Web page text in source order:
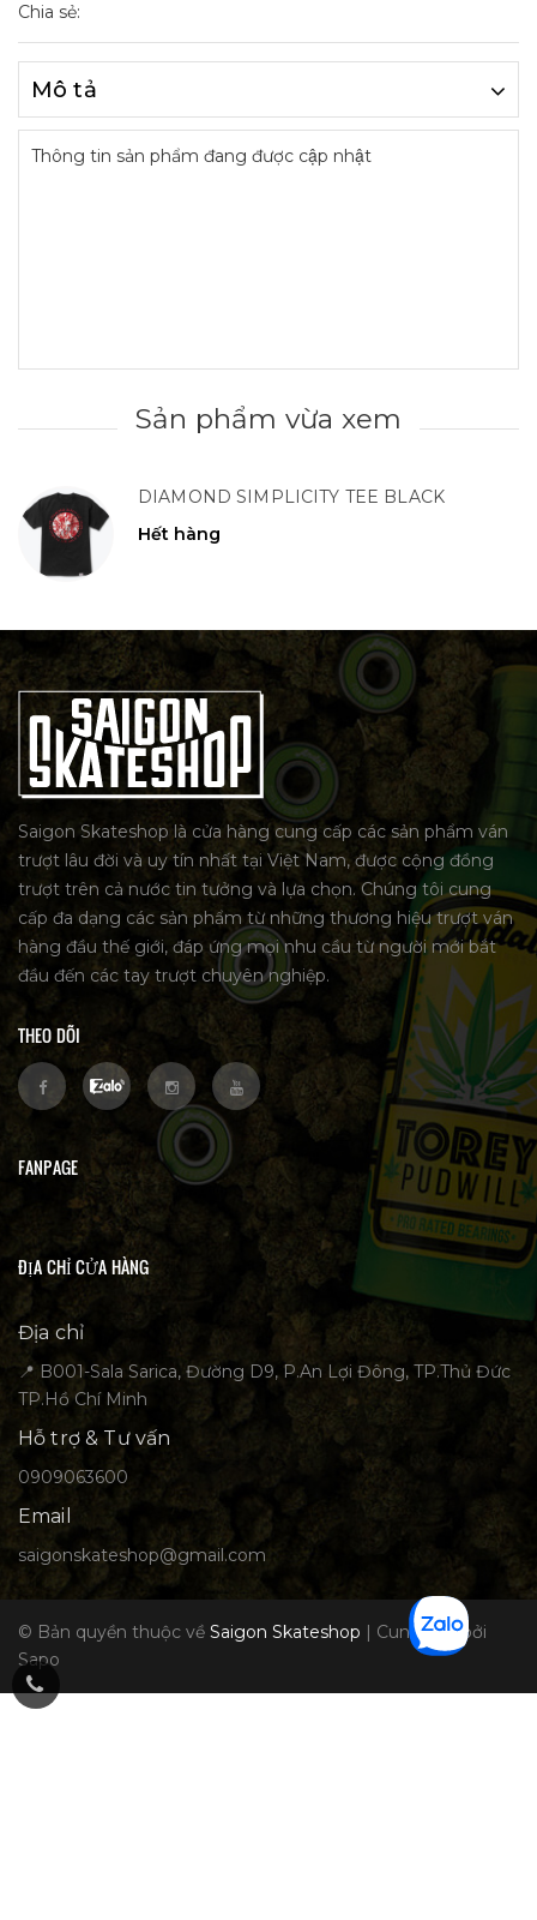
Chia sẻ:
Mô tả
Thông tin sản phẩm đang được cập nhật
Sản phẩm vừa xem
DIAMOND SIMPLICITY TEE BLACK
Hết hàng
Saigon Skateshop là cửa hàng cung cấp các sản phẩm ván
trượt lâu đời và uy tín nhất tại Việt Nam, được cộng đồng
trượt trên cả nước tin tưởng và lựa chọn. Chúng tôi cung
cấp đa dạng các sản phẩm từ những thương hiệu trượt ván
hàng đầu thế giới, đáp ứng mọi nhu cầu từ người mới bắt
đầu đến các tay trượt chuyên nghiệp.
THEO DÕI
FANPAGE
ĐỊA CHỈ CỬA HÀNG
Địa chỉ
📍 B001-Sala Sarica, Đường D9, P.An Lợi Đông, TP.Thủ Đức
TP.Hồ Chí Minh
Hỗ trợ & Tư vấn
0909063600
Email
saigonskateshop@gmail.com
© Bản quyền thuộc về Saigon Skateshop | Cung cấp bởi
Sapo